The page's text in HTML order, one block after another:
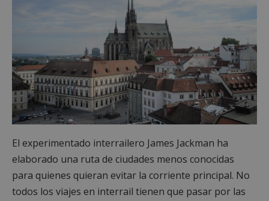
El experimentado interrailero James Jackman ha
elaborado una ruta de ciudades menos conocidas
para quienes quieran evitar la corriente principal. No
todos los viajes en interrail tienen que pasar por las